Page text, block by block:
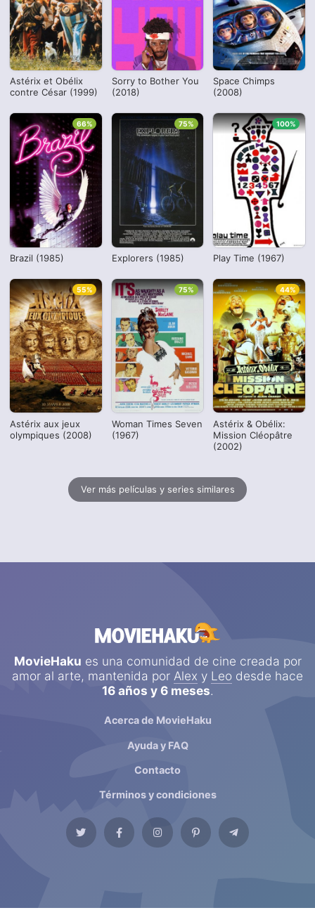
Astérix et Obélix
contre César (1999)
Sorry to Bother You
(2018)
Space Chimps
(2008)
Brazil (1985)
66%
Explorers (1985)
75%
Play Time (1967)
100%
Astérix aux jeux
olympiques (2008)
55%
Woman Times Seven
(1967)
75%
Astérix & Obélix:
Mission Cléopâtre
(2002)
44%
Ver más películas y series similares
MovieHaku es una comunidad de cine creada por
amor al arte, mantenida por Alex y Leo desde hace
16 años y 6 meses.
Acerca de MovieHaku
Ayuda y FAQ
Contacto
Términos y condiciones